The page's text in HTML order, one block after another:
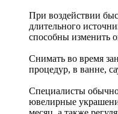
При воздействии
длительного
способны изменить
Снимать во время
процедур, в ванне,
Специалисты
ювелирные